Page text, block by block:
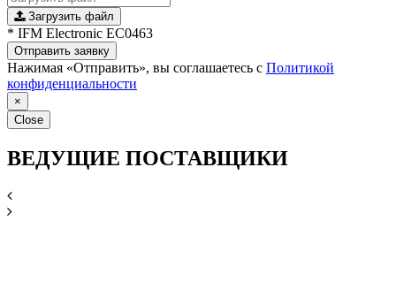
Загрузить файл
* IFM Electronic EC0463
Отправить заявку
Нажимая «Отправить», вы соглашаетесь с Политикой
конфиденциальности
×
Close
ВЕДУЩИЕ ПОСТАВЩИКИ